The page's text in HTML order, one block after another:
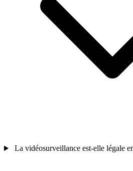
La vidéosurveillance est-elle légale